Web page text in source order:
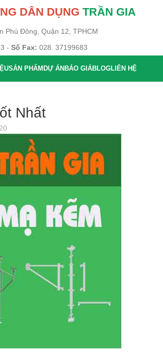
DÂN DỤNG TRẦN GIA
Phú Đông, Quận 12, TPHCM
- Số Fax: 028. 37199683
SẢN PHẨM DỰ ÁN BÁO GIÁBLOGLIÊN HỆ
Nhất